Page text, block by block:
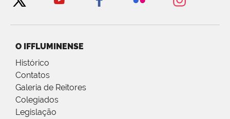
O IFFLUMINENSE
Histórico
Contatos
Galeria de Reitores
Colegiados
Legislação